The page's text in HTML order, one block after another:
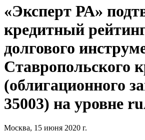
«Эксперт РА»
кредитный
долгового
Ставропольского
(облигационного
35003) на уровне
Москва, 15 июня 2020 г.